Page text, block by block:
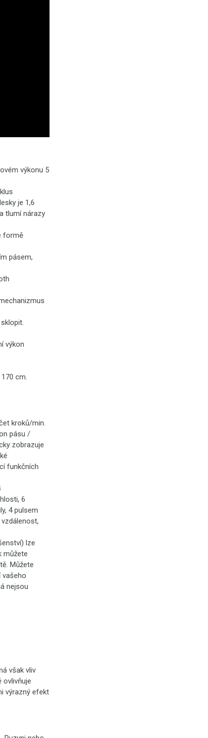
výkonu 5
je 1,6
tlumí nárazy
formě
pásem,
výkon
cm.
kroků/min.
pásu /
zobrazuje
funkčních
6
4 pulsem
lze
můžete
Můžete
vašeho
nejsou
však vliv
ovlivňuje
výrazný efekt